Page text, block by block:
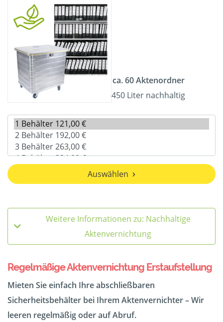
ca. 60 Aktenordner
450 Liter nachhaltig
Auswählen
Weitere Informationen zu: Nachhaltige
Aktenvernichtung
Regelmäßige Aktenvernichtung Erstaufstellung
Mieten Sie einfach Ihre abschließbaren
Sicherheitsbehälter bei Ihrem Aktenvernichter – Wir
leeren regelmäßig oder auf Abruf.